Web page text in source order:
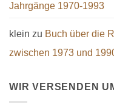
Jahrgänge 1970-1993
klein zu Buch über die
zwischen 1973 und
WIR VERSENDEN